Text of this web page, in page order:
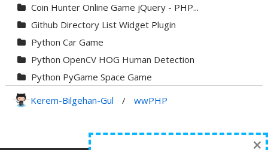
Coin Hunter Online Game jQuery - PHP...
Github Directory List Widget Plugin
Python Car Game
Python OpenCV HOG Human Detection
Python PyGame Space Game
Python Transparent Proxy Server
Kerem-Bilgehan-Gul / wwPHP
×